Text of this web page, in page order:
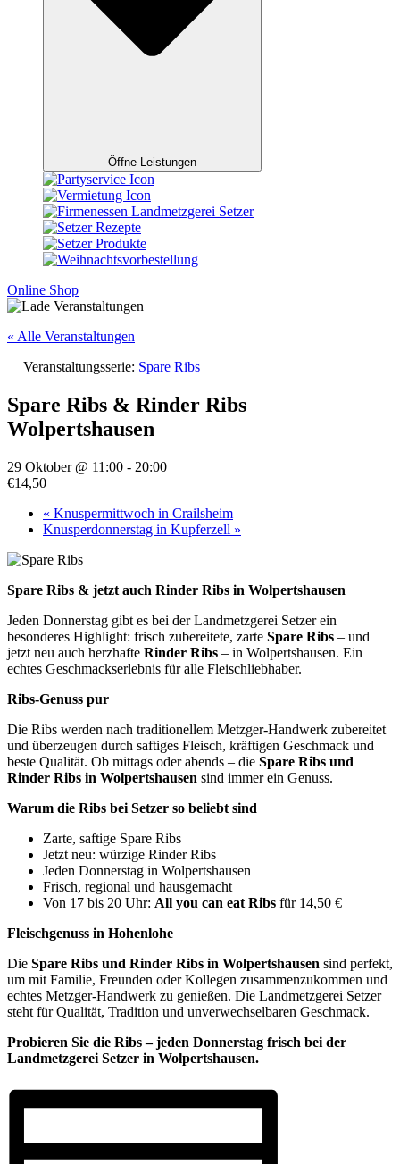
Öffne Leistungen
Online Shop
« Alle Veranstaltungen
Veranstaltungsserie: Spare Ribs
Spare Ribs & Rinder Ribs
Wolpertshausen
29 Oktober @ 11:00 - 20:00
€14,50
« Knuspermittwoch in Crailsheim
Knusperdonnerstag in Kupferzell »
Spare Ribs & jetzt auch Rinder Ribs in Wolpertshausen
Jeden Donnerstag gibt es bei der Landmetzgerei Setzer ein
besonderes Highlight: frisch zubereitete, zarte Spare Ribs – und
jetzt neu auch herzhafte Rinder Ribs – in Wolpertshausen. Ein
echtes Geschmackserlebnis für alle Fleischliebhaber.
Ribs-Genuss pur
Die Ribs werden nach traditionellem Metzger-Handwerk zubereitet
und überzeugen durch saftiges Fleisch, kräftigen Geschmack und
beste Qualität. Ob mittags oder abends – die Spare Ribs und
Rinder Ribs in Wolpertshausen sind immer ein Genuss.
Warum die Ribs bei Setzer so beliebt sind
Zarte, saftige Spare Ribs
Jetzt neu: würzige Rinder Ribs
Jeden Donnerstag in Wolpertshausen
Frisch, regional und hausgemacht
Von 17 bis 20 Uhr: All you can eat Ribs für 14,50 €
Fleischgenuss in Hohenlohe
Die Spare Ribs und Rinder Ribs in Wolpertshausen sind perfekt,
um mit Familie, Freunden oder Kollegen zusammenzukommen und
echtes Metzger-Handwerk zu genießen. Die Landmetzgerei Setzer
steht für Qualität, Tradition und unverwechselbaren Geschmack.
Probieren Sie die Ribs – jeden Donnerstag frisch bei der
Landmetzgerei Setzer in Wolpertshausen.